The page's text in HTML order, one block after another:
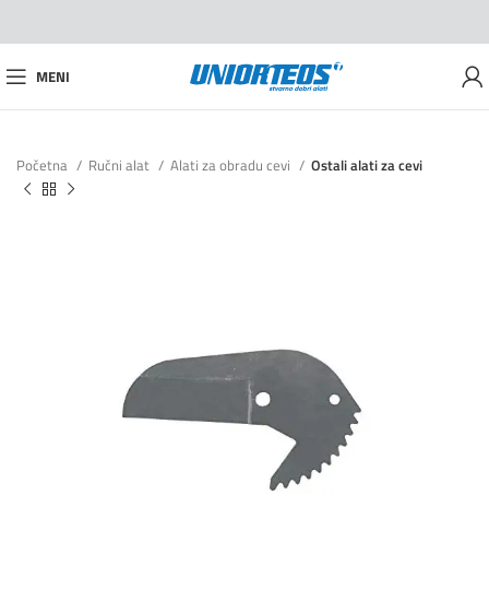
MENI
Početna Ručni alat Alati za obradu cevi Ostali alati za cevi